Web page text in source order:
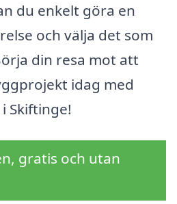
du enkelt göra en
och välja det som
din resa mot att
idag med
Skiftinge!
gratis och utan